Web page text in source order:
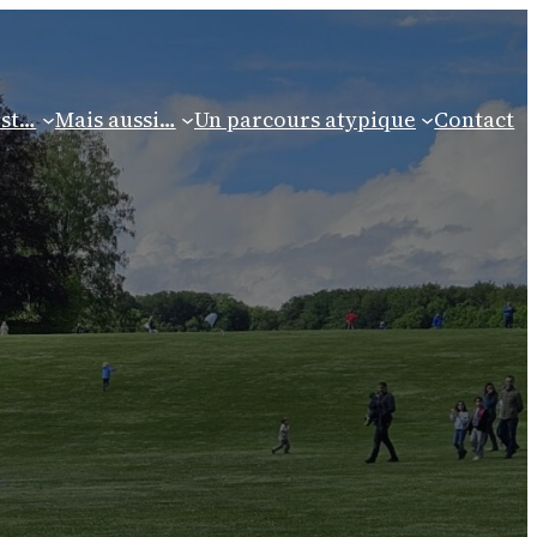
Mais aussi… Un parcours atypique Contact